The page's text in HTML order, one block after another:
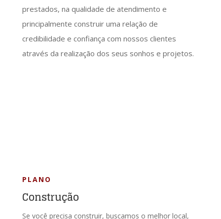
prestados, na qualidade de atendimento e
principalmente construir uma relação de
credibilidade e confiança com nossos clientes
através da realização dos seus sonhos e projetos.
PLANO
Construção
Se você precisa construir, buscamos o melhor local,